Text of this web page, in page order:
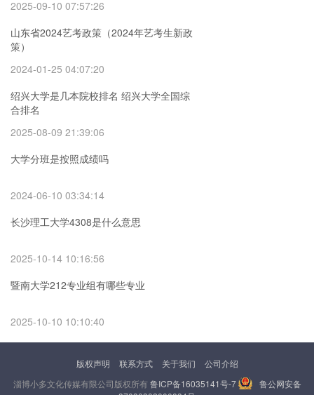
2025-09-10 07:57:26
山东省2024艺考政策（2024年艺考生新政
策）
2024-01-25 04:07:20
绍兴大学是几本院校排名 绍兴大学全国综
合排名
2025-08-09 21:39:06
大学分班是按照成绩吗
2024-06-10 03:34:14
长沙理工大学4308是什么意思
2025-10-14 10:16:56
暨南大学212专业组有哪些专业
2025-10-10 10:10:40
版权声明 联系方式 关于我们
公司介绍
淄博小多文化传媒有限公司版权所有鲁ICP备16035141号-7
鲁公网安备